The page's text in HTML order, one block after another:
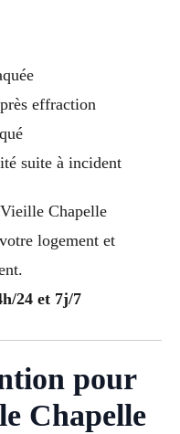
effraction
suite à incident
Chapelle
logement et
24 et 7j/7
pour
Chapelle